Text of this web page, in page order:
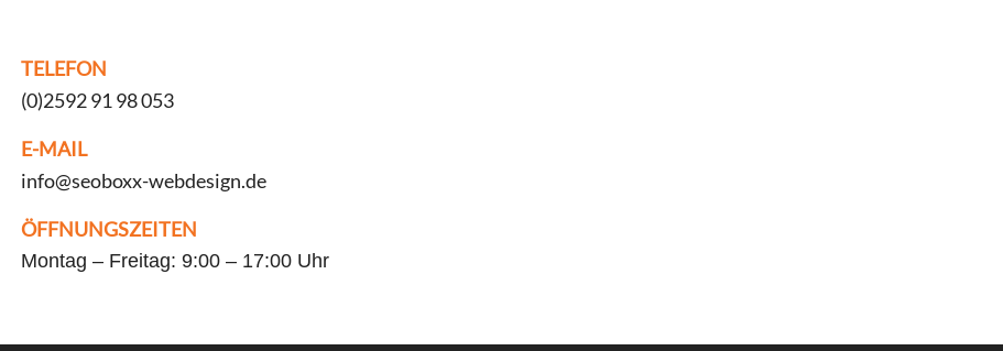
TELEFON
(0)2592 91 98 053
E-MAIL
info@seoboxx-webdesign.de
ÖFFNUNGSZEITEN
Montag – Freitag: 9:00 – 17:00 Uhr